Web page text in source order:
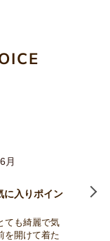
月
入りポイン
ても綺麗で気
を開けて着た